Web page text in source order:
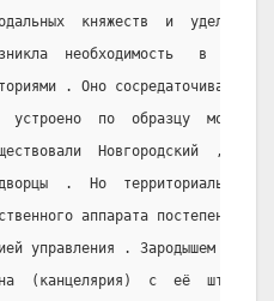
княжеств  и  уделов
необходимость   в
. Оно
устроено  по  образцу
Новгородский  ,
.  Но  территориальный
аппарата постепенно
управления . Зародышем
(канцелярия)  с  её  штатом